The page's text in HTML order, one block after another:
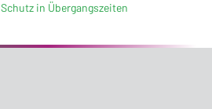
Schutz in Übergangszeiten